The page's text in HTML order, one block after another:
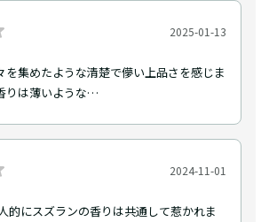
2025-01-13
を集めたような清楚で儚い上品さを感じま
りは薄いような…
2024-11-01
的にスズランの香りは共通して惹かれま